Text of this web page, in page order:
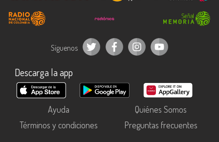
Síguenos
Descarga la app
Ayuda
Quiénes Somos
Términos y condiciones
Preguntas frecuentes